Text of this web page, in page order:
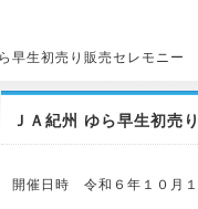
早生初売り販売セレモニー
ＪＡ紀州 ゆら早生初売
開催日時 令和６年１０月